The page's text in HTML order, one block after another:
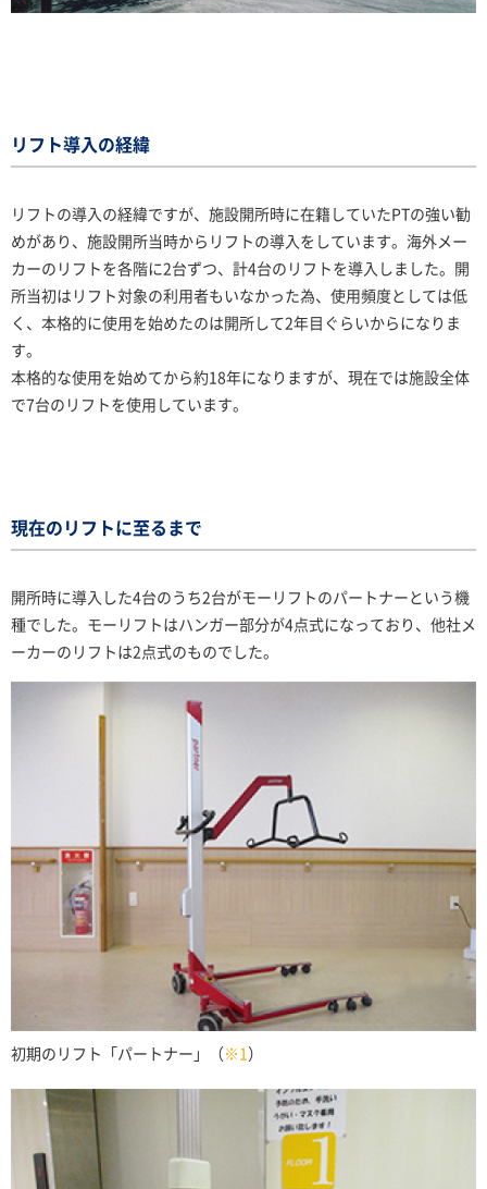
リフト導入の経緯
リフトの導入の経緯ですが、施設開所時に在籍していたPTの強い勧
めがあり、施設開所当時からリフトの導入をしています。海外メー
カーのリフトを各階に2台ずつ、計4台のリフトを導入しました。開
所当初はリフト対象の利用者もいなかった為、使用頻度としては低
く、本格的に使用を始めたのは開所して2年目ぐらいからになりま
す。
本格的な使用を始めてから約18年になりますが、現在では施設全体
で7台のリフトを使用しています。
現在のリフトに至るまで
開所時に導入した4台のうち2台がモーリフトのパートナーという機
種でした。モーリフトはハンガー部分が4点式になっており、他社メ
ーカーのリフトは2点式のものでした。
初期のリフト「パートナー」（※1）